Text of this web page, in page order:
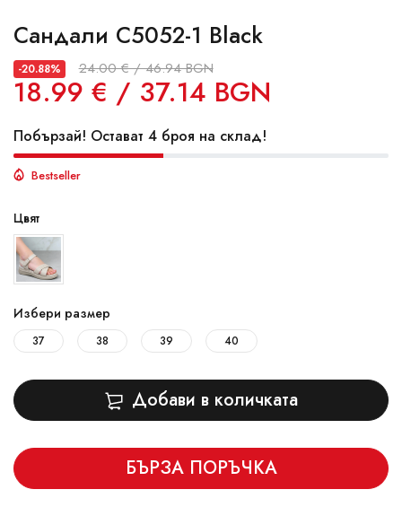
Сандали C5052-1 Black
-20.88% 24.00 € / 46.94 BGN
18.99 € / 37.14 BGN
Побързай! Остават 4 броя на склад!
Bestseller
Цвят
Избери размер
37 38 39 40
Добави в количката
БЪРЗА ПОРЪЧКА